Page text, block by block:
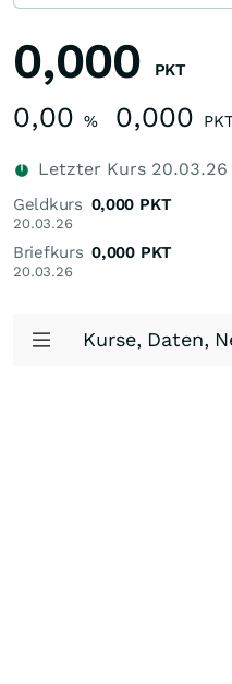
0,000 PKT
0,00 % 0,000
Letzter Kurs 20.03.26
Geldkurs
20.03.26
0,000 PKT
Briefkurs
20.03.26
0,000 PKT
Kurse, Daten,